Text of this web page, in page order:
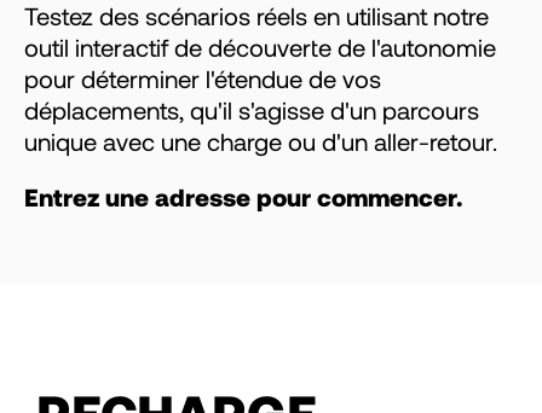
Testez des scénarios réels en utilisant notre
outil interactif de découverte de l'autonomie
pour déterminer l'étendue de vos
déplacements, qu'il s'agisse d'un parcours
unique avec une charge ou d'un aller-retour.
Entrez une adresse pour commencer.